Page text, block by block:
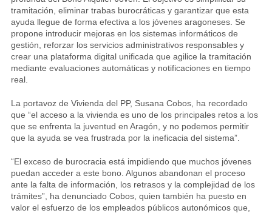
tramitación, eliminar trabas burocráticas y garantizar que esta
ayuda llegue de forma efectiva a los jóvenes aragoneses. Se
propone introducir mejoras en los sistemas informáticos de
gestión, reforzar los servicios administrativos responsables y
crear una plataforma digital unificada que agilice la tramitación
mediante evaluaciones automáticas y notificaciones en tiempo
real.
La portavoz de Vivienda del PP, Susana Cobos, ha recordado
que “el acceso a la vivienda es uno de los principales retos a los
que se enfrenta la juventud en Aragón, y no podemos permitir
que la ayuda se vea frustrada por la ineficacia del sistema”.
“El exceso de burocracia está impidiendo que muchos jóvenes
puedan acceder a este bono. Algunos abandonan el proceso
ante la falta de información, los retrasos y la complejidad de los
trámites”, ha denunciado Cobos, quien también ha puesto en
valor el esfuerzo de los empleados públicos autonómicos que,